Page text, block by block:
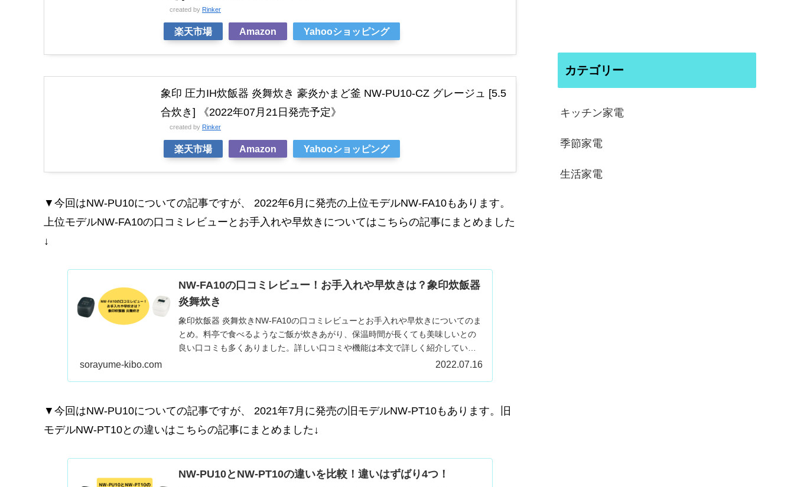
created by Rinker
楽天市場 Amazon Yahooショッピング
象印 圧力IH炊飯器 炎舞炊き 豪炎かまど釜 NW-PU10-CZ グレージュ [5.5
合炊き] 《2022年07月21日発売予定》
created by Rinker
楽天市場 Amazon Yahooショッピング
▼今回はNW-PU10についての記事ですが、
2022年6月に発売の上位モデルNW-FA10もあります。
上位モデルNW-FA10の口コミレビューとお手入れや早炊きについてはこちらの記事にまとめました
↓
NW-FA10の口コミレビュー！お手入れや早炊きは？象印炊飯器
炎舞炊き
象印炊飯器 炎舞炊きNW-FA10の口コミレビューとお手入れや早炊きについてのま
とめ。料亭で食べるようなご飯が炊きあがり、保温時間が長くても美味しいとの
良い口コミも多くありました。詳しい口コミや機能は本文で詳しく紹介していま
sorayume-kibo.com 2022.07.16
▼今回はNW-PU10についての記事ですが、
2021年7月に発売の旧モデルNW-PT10もあります。旧
モデルNW-PT10との違いはこちらの記事にまとめました↓
NW-PU10とNW-PT10の違いを比較！違いはずばり4つ！
カテゴリー
キッチン家電
季節家電
生活家電